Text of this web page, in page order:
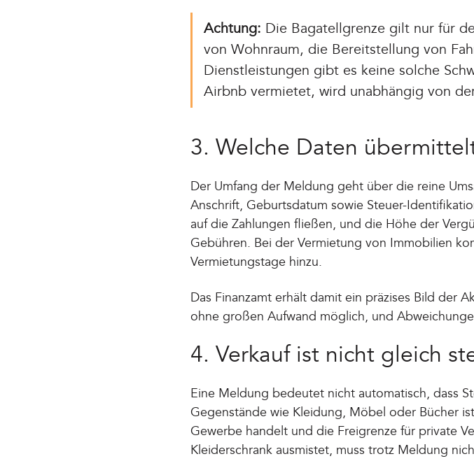
Achtung: Die Bagatellgrenze gilt nur für
von Wohnraum, die Bereitstellung von
Dienstleistungen gibt es keine solche
Airbnb vermietet, wird unabhängig von
3. Welche Daten
Der Umfang der Meldung geht über die reine
Anschrift, Geburtsdatum sowie Steuer-
auf die Zahlungen fließen, und die Höhe der
Gebühren. Bei der Vermietung von Immobilien
Vermietungstage hinzu.
Das Finanzamt erhält damit ein präzises Bild der
ohne großen Aufwand möglich, und
4. Verkauf ist nicht gleich
Eine Meldung bedeutet nicht automatisch, dass
Gegenstände wie Kleidung, Möbel oder Bücher
Gewerbe handelt und die Freigrenze für private
Kleiderschrank ausmistet, muss trotz Meldung